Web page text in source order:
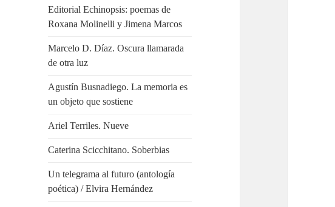
Editorial Echinopsis: poemas de
Roxana Molinelli y Jimena Marcos
Marcelo D. Díaz. Oscura llamarada
de otra luz
Agustín Busnadiego. La memoria es
un objeto que sostiene
Ariel Terriles. Nueve
Caterina Scicchitano. Soberbias
Un telegrama al futuro (antología
poética) / Elvira Hernández